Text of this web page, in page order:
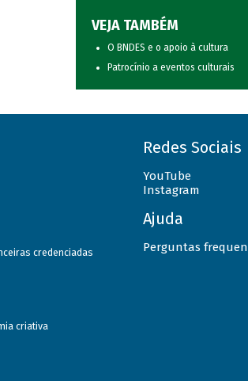
VEJA TAMBÉM
O BNDES e o apoio à cultura
Patrocínio a eventos culturais
credenciadas
criativa
Redes Sociais
YouTube
Instagram
Ajuda
Perguntas